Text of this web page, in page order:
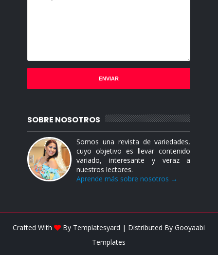
SOBRE NOSOTROS
Somos una revista de variedades,
cuyo objetivo es llevar contenido
variado, interesante y veraz a
nuestros lectores.
Aprende más sobre nosotros →
Crafted With By Templatesyard | Distributed ByGooyaabi
Templates